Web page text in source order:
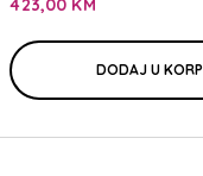
SLG
423,00 KM
DODAJ U